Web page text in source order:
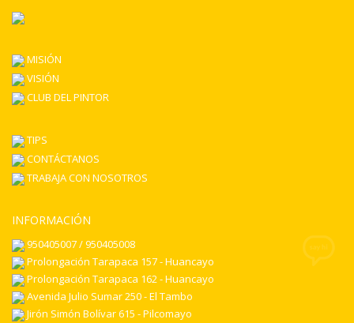
MISIÓN
VISIÓN
CLUB DEL PINTOR
TIPS
CONTÁCTANOS
TRABAJA CON NOSOTROS
INFORMACIÓN
950405007 / 950405008
Prolongación Tarapaca 157 - Huancayo
Prolongación Tarapaca 162 - Huancayo
Avenida Julio Sumar 250 - El Tambo
Jirón Simón Bolívar 615 - Pilcomayo